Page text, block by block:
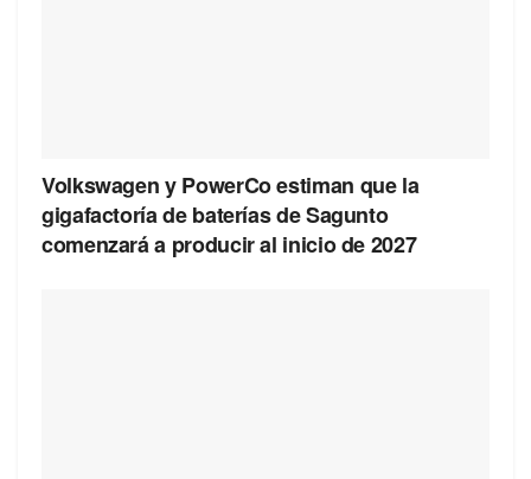
Volkswagen y PowerCo estiman que la
gigafactoría de baterías de Sagunto
comenzará a producir al inicio de 2027